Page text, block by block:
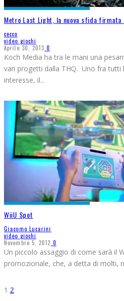
Metro Last Light, la nuova sfida firmata
cecco
video giochi
Aprile 30, 2013 0
Koch Media ha tra le mani una
vari progetti dalla THQ. Uno fra tutti
interesse, il...
WiiU Spot
Giacomo Lucarini
video giochi
Novembre 5, 2012 0
Un piccolo assaggio di come sarà il
promozionale, che, a detta di molti,
1 2